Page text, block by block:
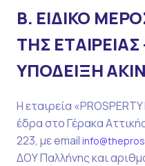
Β. ΕΙΔΙΚΟ
ΤΗΣ
ΥΠΟΔΕΙΞΗ
Η εταιρεία
έδρα στο Γέρακα
223, με email
ΔΟΥ Παλλήνης και